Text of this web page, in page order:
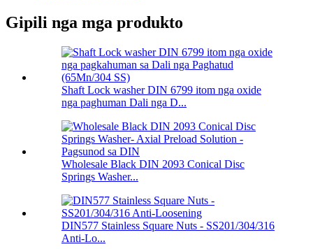
Gipili nga mga produkto
Shaft Lock washer DIN 6799 itom nga oxide
nga paghuman Dali nga D...
Wholesale Black DIN 2093 Conical Disc
Springs Washer...
DIN577 Stainless Square Nuts - SS201/304/316
Anti-Lo...